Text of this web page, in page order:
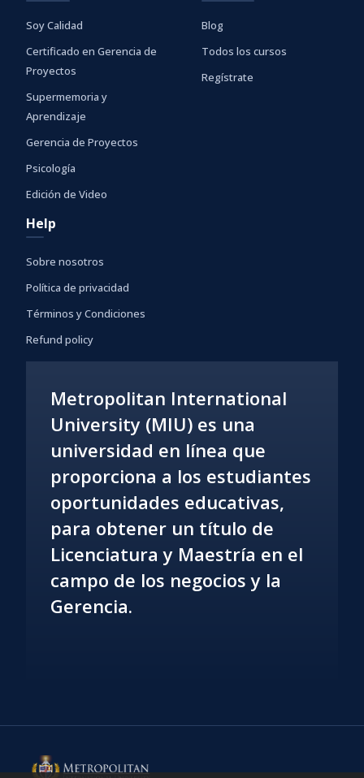
Soy Calidad
Certificado en Gerencia de
Proyectos
Supermemoria y
Aprendizaje
Gerencia de Proyectos
Psicología
Edición de Video
Blog
Todos los cursos
Regístrate
Help
Sobre nosotros
Política de privacidad
Términos y Condiciones
Refund policy
Metropolitan International
University (MIU) es una
universidad en línea que
proporciona a los estudiantes
oportunidades educativas,
para obtener un título de
Licenciatura y Maestría en el
campo de los negocios y la
Gerencia.